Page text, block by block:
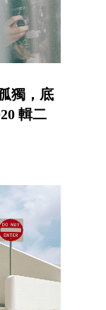
獨，底
輯二